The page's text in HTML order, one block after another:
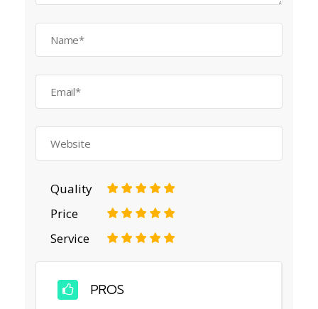
Quality 5
4
3
2
Price 5
4
3
2
Service 5
4
3
2
PROS